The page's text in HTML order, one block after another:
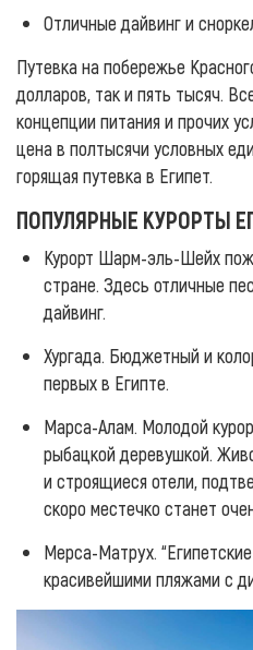
Отличные дайвинг и
Путевка на побережье
долларов, так и пять тысяч.
концепции питания и прочих
цена в полтысячи условных
горящая путевка в Египет.
ПОПУЛЯРНЫЕ КУРОРТЫ
Курорт Шарм-эль-Шейх
стране. Здесь отличные
дайвинг.
Хургада. Бюджетный и
первых в Египте.
Марса-Алам. Молодой
рыбацкой деревушкой.
и строящиеся отели,
скоро местечко станет
Мерса-Матрух.
красивейшими пляжами с